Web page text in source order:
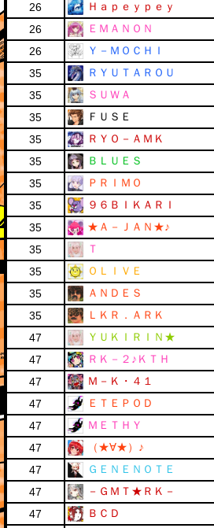
26
Ｈａｐｅｙｐｅｙ
26
ＥＭＡＮＯＮ
26
Ｙ－ＭＯＣＨＩ
35
ＲＹＵＴＡＲＯＵ
35
ＳＵＷＡ
35
ＦＵＳＥ
35
ＲＹＯ－ＡＭＫ
35
ＢＬＵＥＳ
35
ＰＲＩＭＯ
35
９６ＢＩＫＡＲＩ
35
★Ａ－ＪＡＮ★♪
35
Ｔ
35
ＯＬＩＶＥ
35
ＡＮＤＥＳ
35
ＬＫＲ．ＡＲＫ
47
ＹＵＫＩＲＩＮ★
47
ＲＫ－２♪ＫＴＨ
47
Ｍ－Ｋ・４１
47
ＥＴＥＰＯＤ
47
ＭＥＴＨＹ
47
（★∀★）♪
47
ＧＥＮＥＮＯＴＥ
47
－ＧＭＴ★ＲＫ－
47
ＢＣＤ